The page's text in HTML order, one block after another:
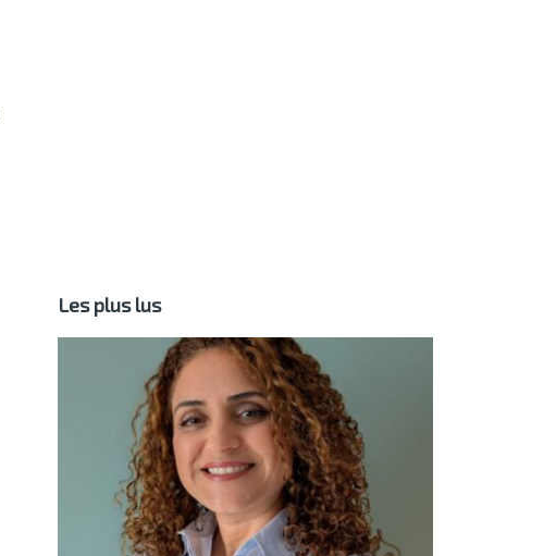
Les plus lus